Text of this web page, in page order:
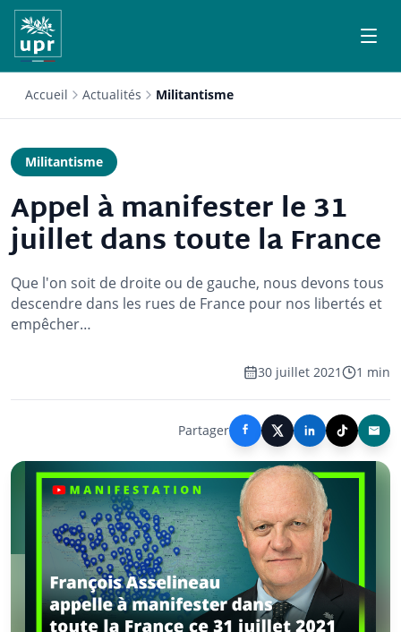
Accueil Actualités Militantisme
Militantisme
Appel à manifester le 31
juillet dans toute la France
Que l'on soit de droite ou de gauche, nous devons tous
descendre dans les rues de France pour nos libertés et
empêcher…
30 juillet 2021 1 min
Partager